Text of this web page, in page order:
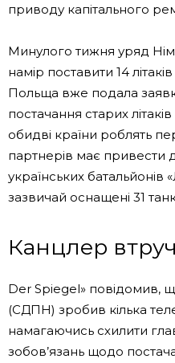
приводу капітального
Минулого тижня уряд
намір поставити 14
Польща вже подала
постачання старих
обидві країни роблять
партнерів має привести
українських батальйонів
зазвичай оснащені 31
Канцлер
Der Spiegel» повідомив,
(СДПН) зробив кілька
намагаючись схилити
зобов’язань щодо